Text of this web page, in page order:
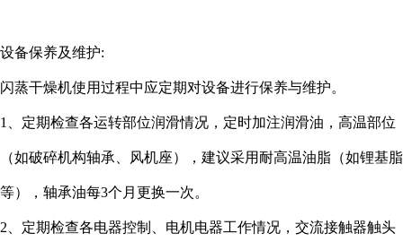
设备保养及维护:
闪蒸干燥机使用过程中应定期对设备进行保养与维护。
1、定期检查各运转部位润滑情况，定时加注润滑油，高温部位
（如破碎机构轴承、风机座），建议采用耐高温油脂（如锂基脂
等），轴承油每3个月更换一次。
2、定期检查各电器控制、电机电器工作情况，交流接触器触头